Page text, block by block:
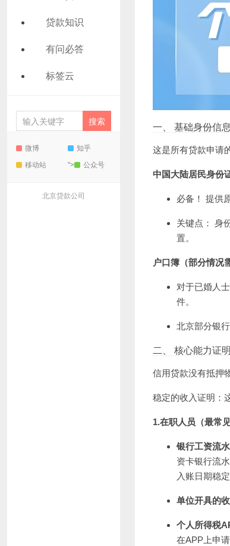
贷款知识
有问必答
标签云
微博
知乎
移动站
"> 公众号
北京贷款公司
一、 基础身份信
这是所有贷款申请
中国大陆居民身份
必备！ 提供
关键点： 身
置。
户口簿（部分情况
对于已婚人
件。
北京部分银
二、 核心能力证
信用贷款没有抵押
稳定的收入证明：
1.在职人员（最常
银行工资流水
资卡银行流
入账日期稳
单位开具的
个人所得税
在APP上申